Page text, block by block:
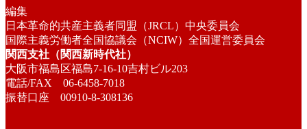
編集
日本革命的共産主義者同盟（JRCL）中央委員会
国際主義労働者全国協議会（NCIW）全国運営委員会
関西支社（関西新時代社）
大阪市福島区福島7-16-10吉村ビル203
電話/FAX 06-6458-7018
振替口座 00910-8-308136